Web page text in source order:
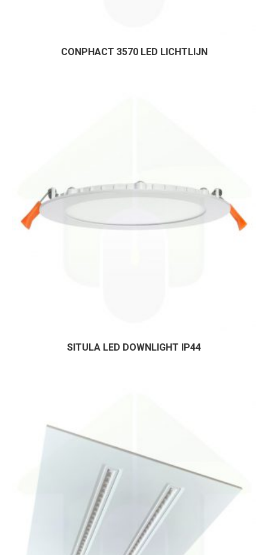
CONPHACT 3570 LED LICHTLIJN
SITULA LED DOWNLIGHT IP44